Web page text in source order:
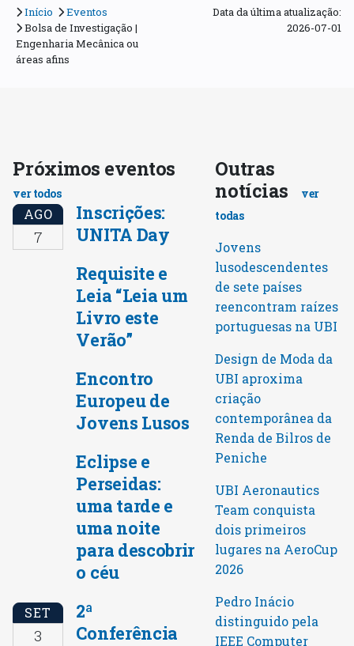
Início
Eventos
Bolsa de Investigação |
Engenharia Mecânica ou
áreas afins
Data da última atualização:
2026-07-01
Próximos eventos
ver todos
AGO
7
Inscrições:
UNITA Day
Requisite e
Leia “Leia um
Livro este
Verão”
Encontro
Europeu de
Jovens Lusos
Eclipse e
Perseidas:
uma tarde e
uma noite
para descobrir
o céu
SET
3
2ª
Conferência
Outras
notícias
ver
todas
Jovens
lusodescendentes
de sete países
reencontram raízes
portuguesas na UBI
Design de Moda da
UBI aproxima
criação
contemporânea da
Renda de Bilros de
Peniche
UBI Aeronautics
Team conquista
dois primeiros
lugares na AeroCup
2026
Pedro Inácio
distinguido pela
IEEE Computer